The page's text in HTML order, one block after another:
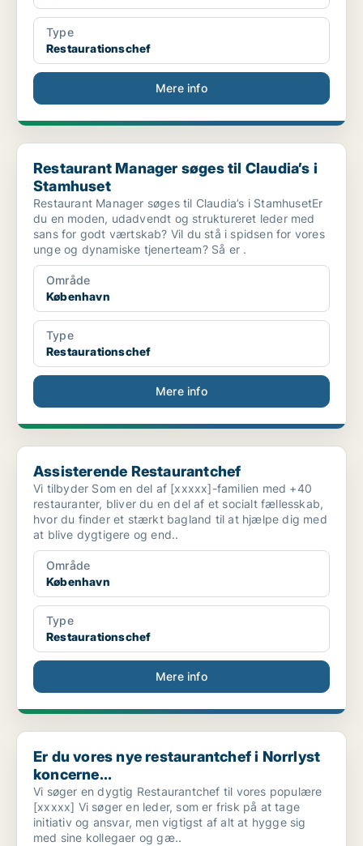
Type
Restaurationschef
Mere info
Restaurant Manager søges til Claudia’s i Stamhuset
Restaurant Manager søges til Claudia’s i
Stamhuset
Restaurant Manager søges til Claudia’s i StamhusetEr
du en moden, udadvendt og struktureret leder med
sans for godt værtskab? Vil du stå i spidsen for vores
unge og dynamiske tjenerteam? Så er .
Område
København
Type
Restaurationschef
Mere info
Assisterende Restaurantchef
Assisterende Restaurantchef
Vi tilbyder Som en del af [xxxxx]-familien med +40
restauranter, bliver du en del af et socialt fællesskab,
hvor du finder et stærkt bagland til at hjælpe dig med
at blive dygtigere og end..
Område
København
Type
Restaurationschef
Mere info
Er du vores nye restaurantchef i Norrlyst koncerne...
Er du vores nye restaurantchef i Norrlyst
koncerne...
Vi søger en dygtig Restaurantchef til vores populære
[xxxxx] Vi søger en leder, som er frisk på at tage
initiativ og ansvar, men vigtigst af alt at hygge sig
med sine kollegaer og gæ..